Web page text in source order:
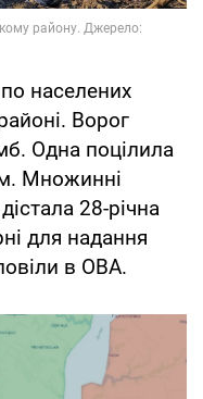
населених
Ворог
Одна поцілила
Множинні
28-річна
для надання
в ОВА.